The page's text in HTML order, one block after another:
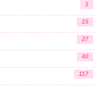
1
15
27
40
117